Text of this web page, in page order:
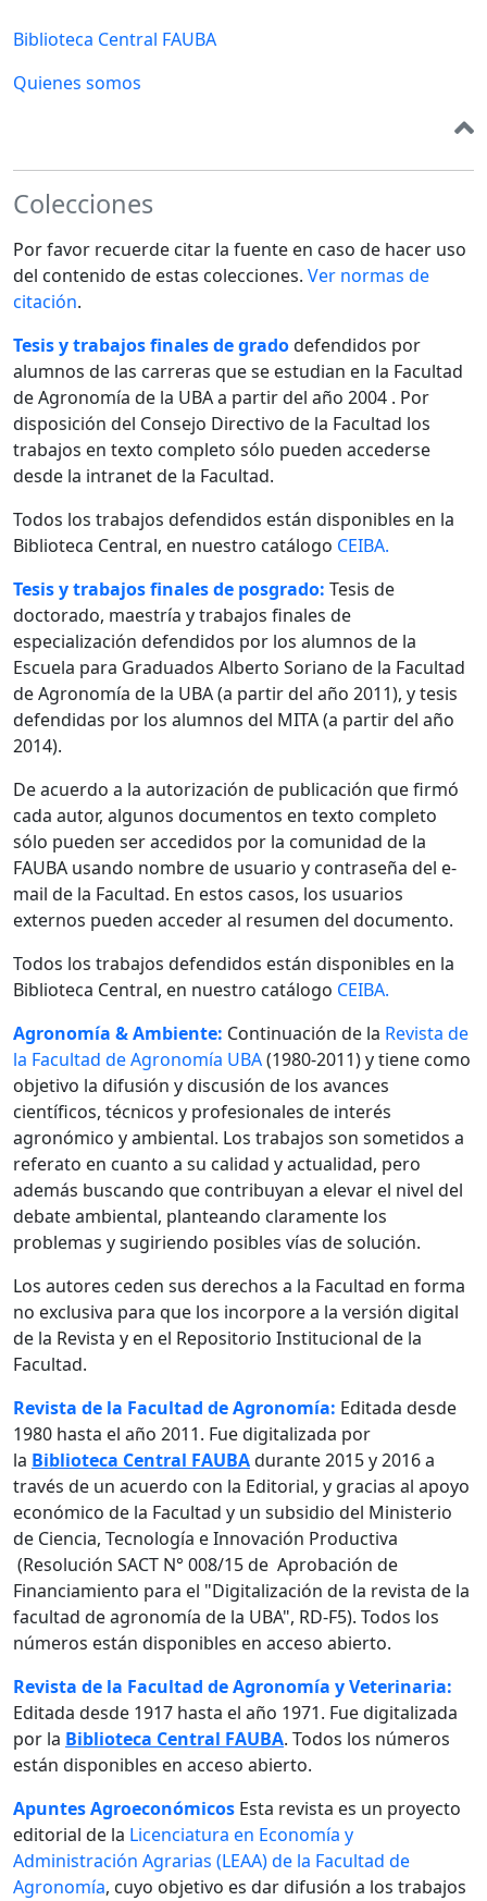
Biblioteca Central FAUBA
Quienes somos
Colecciones
Por favor recuerde citar la fuente en caso de hacer uso
del contenido de estas colecciones. Ver normas de
citación.
Tesis y trabajos finales de gradodefendidos por
alumnos de las carreras que se estudian en la Facultad
de Agronomía de la UBA a partir del año 2004 . Por
disposición del Consejo Directivo de la Facultad los
trabajos en texto completo sólo pueden accederse
desde la intranet de la Facultad.
Todos los trabajos defendidos están disponibles en la
Biblioteca Central, en nuestro catálogo CEIBA.
Tesis y trabajos finales de posgrado: Tesis de
doctorado, maestría y trabajos finales de
especialización defendidos por los alumnos de la
Escuela para Graduados Alberto Soriano de la Facultad
de Agronomía de la UBA (a partir del año 2011), y tesis
defendidas por los alumnos del MITA (a partir del año
2014).
De acuerdo a la autorización de publicación que firmó
cada autor, algunos documentos en texto completo
sólo pueden ser accedidos por la comunidad de la
FAUBA usando nombre de usuario y contraseña del e-
mail de la Facultad. En estos casos, los usuarios
externos pueden acceder al resumen del documento.
Todos los trabajos defendidos están disponibles en la
Biblioteca Central, en nuestro catálogo CEIBA.
Agronomía & Ambiente: Continuación de la Revista de
la Facultad de Agronomía UBA(1980-2011) y tiene como
objetivo la difusión y discusión de los avances
científicos, técnicos y profesionales de interés
agronómico y ambiental. Los trabajos son sometidos a
referato en cuanto a su calidad y actualidad, pero
además buscando que contribuyan a elevar el nivel del
debate ambiental, planteando claramente los
problemas y sugiriendo posibles vías de solución.
Los autores ceden sus derechos a la Facultad en forma
no exclusiva para que los incorpore a la versión digital
de la Revista y en el Repositorio Institucional de la
Facultad.
Revista de la Facultad de Agronomía: Editada desde
1980 hasta el año 2011. Fue digitalizada por
la Biblioteca Central FAUBAdurante 2015 y 2016 a
través de un acuerdo con la Editorial, y gracias al apoyo
económico de la Facultad y un subsidio del Ministerio
de Ciencia, Tecnología e Innovación Productiva
(Resolución SACT N° 008/15 de Aprobación de
Financiamiento para el "Digitalización de la revista de la
facultad de agronomía de la UBA", RD-F5). Todos los
números están disponibles en acceso abierto.
Revista de la Facultad de Agronomía y Veterinaria:
Editada desde 1917 hasta el año 1971. Fue digitalizada
por la Biblioteca Central FAUBA. Todos los números
están disponibles en acceso abierto.
Apuntes Agroeconómicos Esta revista es un proyecto
editorial de la Licenciatura en Economía y
Administración Agrarias (LEAA) de la Facultad de
Agronomía, cuyo objetivo es dar difusión a los trabajos